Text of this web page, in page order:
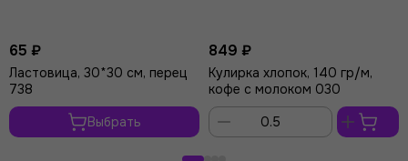
Важный плюс - кулирка идет тон в тон к резинкам из
ассортимента Ирей Лейс, что значительно облегчает
подбор материалов.
65 ₽
Ластовица, 30*30 см, перец
738
Выбрать
849 ₽
Кулирка хлопок, 140 гр/м,
кофе с молоком 030